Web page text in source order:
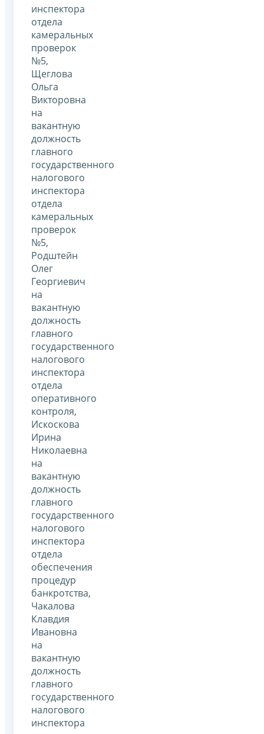
инспектора
отдела
камеральных
проверок
№5,
Щеглова
Ольга
Викторовна
на
вакантную
должность
главного
государственного
налогового
инспектора
отдела
камеральных
проверок
№5,
Родштейн
Олег
Георгиевич
на
вакантную
должность
главного
государственного
налогового
инспектора
отдела
оперативного
контроля,
Искоскова
Ирина
Николаевна
на
вакантную
должность
главного
государственного
налогового
инспектора
отдела
обеспечения
процедур
банкротства,
Чакалова
Клавдия
Ивановна
на
вакантную
должность
главного
государственного
налогового
инспектора